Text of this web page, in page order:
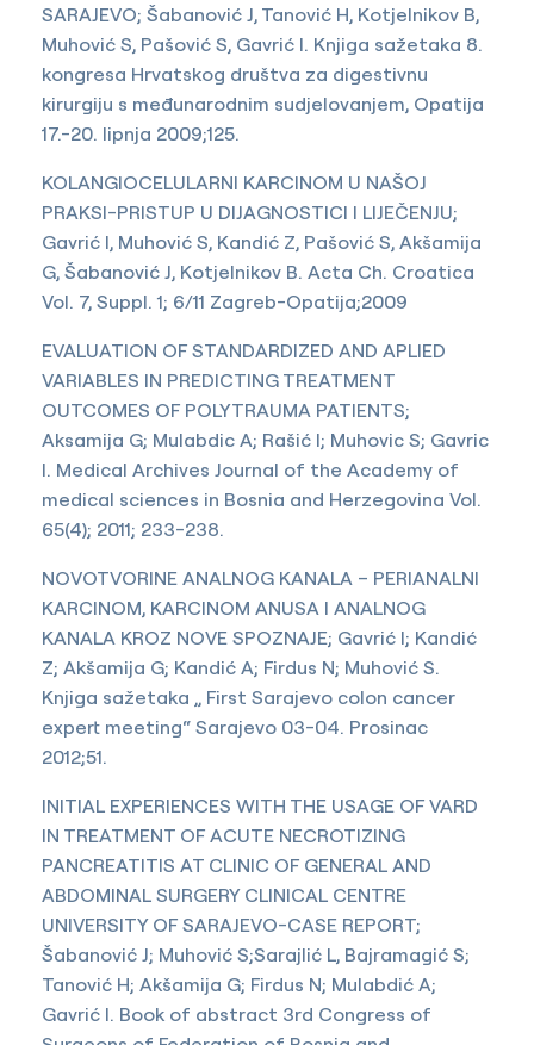
SARAJEVO; Šabanović J, Tanović H, Kotjelnikov B,
Muhović S, Pašović S, Gavrić I. Knjiga sažetaka 8.
kongresa Hrvatskog društva za digestivnu
kirurgiju s međunarodnim sudjelovanjem, Opatija
17.-20. lipnja 2009;125.
KOLANGIOCELULARNI KARCINOM U NAŠOJ
PRAKSI-PRISTUP U DIJAGNOSTICI I LIJEČENJU;
Gavrić I, Muhović S, Kandić Z, Pašović S, Akšamija
G, Šabanović J, Kotjelnikov B. Acta Ch. Croatica
Vol. 7, Suppl. 1; 6/11 Zagreb-Opatija;2009
EVALUATION OF STANDARDIZED AND APLIED
VARIABLES IN PREDICTING TREATMENT
OUTCOMES OF POLYTRAUMA PATIENTS;
Aksamija G; Mulabdic A; Rašić I; Muhovic S; Gavric
I. Medical Archives Journal of the Academy of
medical sciences in Bosnia and Herzegovina Vol.
65(4); 2011; 233-238.
NOVOTVORINE ANALNOG KANALA – PERIANALNI
KARCINOM, KARCINOM ANUSA I ANALNOG
KANALA KROZ NOVE SPOZNAJE; Gavrić I; Kandić
Z; Akšamija G; Kandić A; Firdus N; Muhović S.
Knjiga sažetaka „ First Sarajevo colon cancer
expert meeting“ Sarajevo 03-04. Prosinac
2012;51.
INITIAL EXPERIENCES WITH THE USAGE OF VARD
IN TREATMENT OF ACUTE NECROTIZING
PANCREATITIS AT CLINIC OF GENERAL AND
ABDOMINAL SURGERY CLINICAL CENTRE
UNIVERSITY OF SARAJEVO-CASE REPORT;
Šabanović J; Muhović S;Sarajlić L, Bajramagić S;
Tanović H; Akšamija G; Firdus N; Mulabdić A;
Gavrić I. Book of abstract 3rd Congress of